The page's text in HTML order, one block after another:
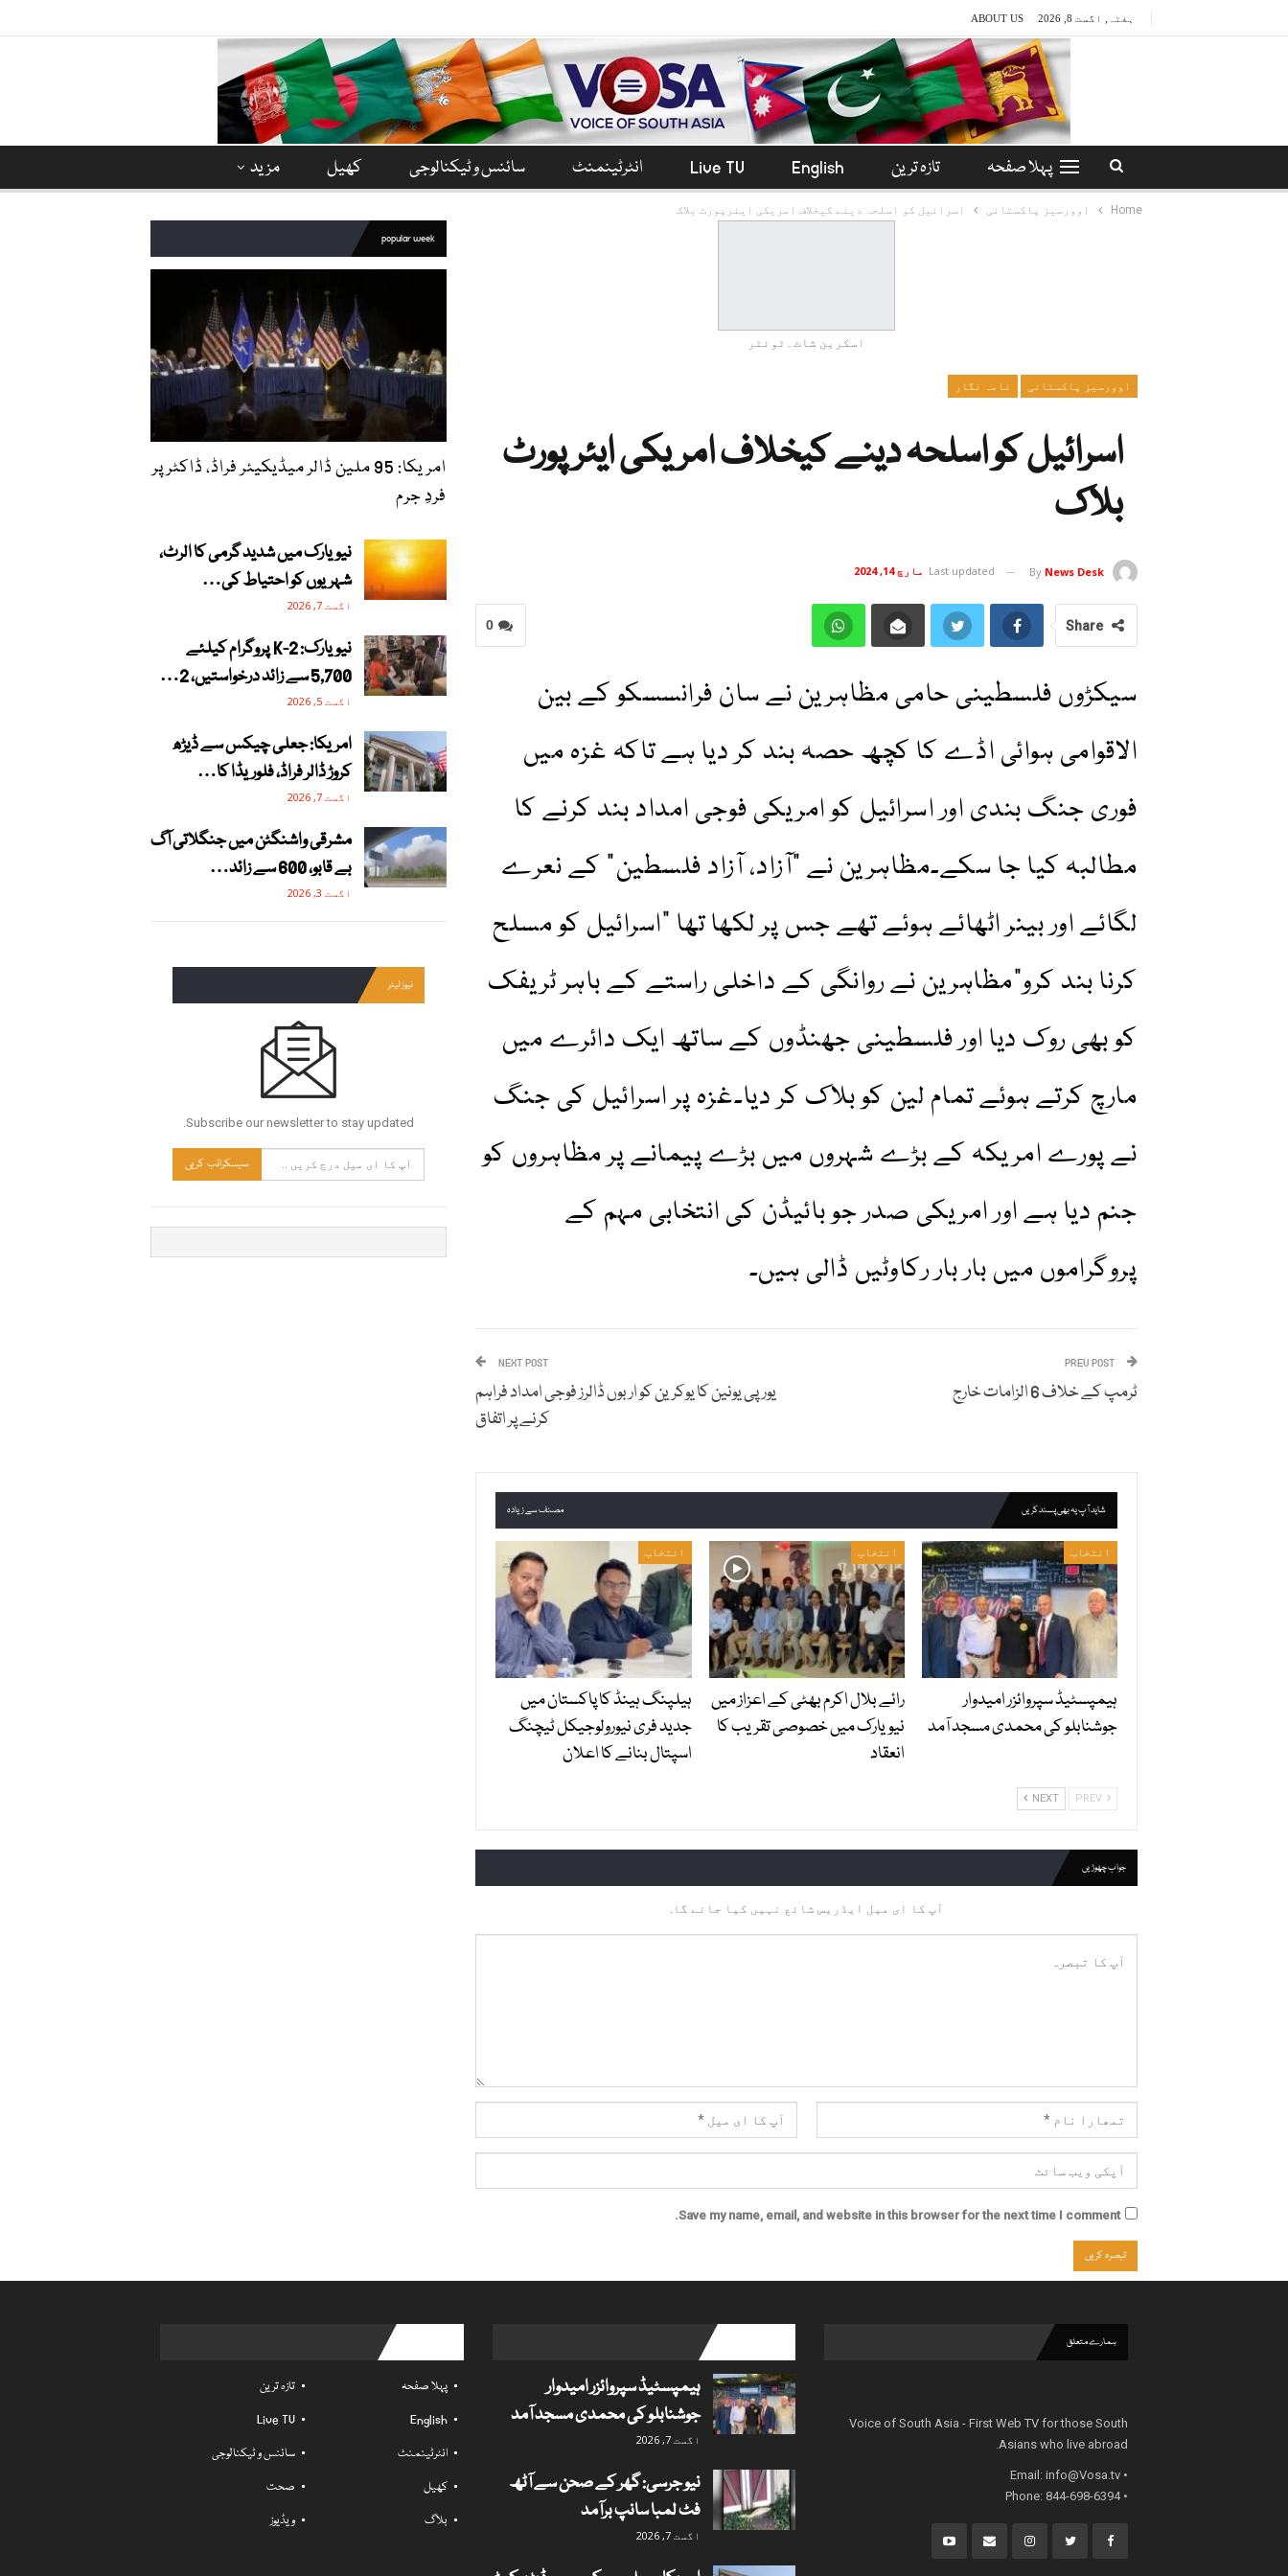
ہفتہ, اگست 8, 2026 ABOUT US
پہلا صفحہ تازہ ترین English
Live TV انٹرٹینمنٹ سائنس و ٹیکنالوجی کھیل مزید
Home اوورسیز پاکستانی اسرائیل کو اسلحہ دینے کیخلاف امریکی ایئرپورٹ بلاک
اسکرین شاٹ۔ٹوئٹر
اوورسیز پاکستانی نامہ نگار
اسرائیل کو اسلحہ دینے کیخلاف امریکی ایئرپورٹ
بلاک
By News Desk
Last updated مارچ 14, 2024
0 Share
سیکڑوں فلسطینی حامی مظاہرین نے سان فرانسسکو کے بین
الاقوامی ہوائی اڈے کا کچھ حصہ بند کر دیا ہے تاکہ غزہ میں
فوری جنگ بندی اور اسرائیل کو امریکی فوجی امداد بند کرنے کا
مطالبہ کیا جا سکے۔مظاہرین نے "آزاد، آزاد فلسطین” کے نعرے
لگائے اور بینر اٹھائے ہوئے تھے جس پر لکھا تھا "اسرائیل کو مسلح
کرنا بند کرو”مظاہرین نے روانگی کے داخلی راستے کے باہر ٹریفک
کو بھی روک دیا اور فلسطینی جھنڈوں کے ساتھ ایک دائرے میں
مارچ کرتے ہوئے تمام لین کو بلاک کر دیا۔غزہ پر اسرائیل کی جنگ
نے پورے امریکہ کے بڑے شہروں میں بڑے پیمانے پر مظاہروں کو
جنم دیا ہے اور امریکی صدر جو بائیڈن کی انتخابی مہم کے
پروگراموں میں بار بار رکاوٹیں ڈالی ہیں۔
ٹرمپ کے خلاف 6 الزامات خارج
NEXT POST
یورپی یونین کا یوکرین کو اربوں ڈالرز فوجی امداد فراہم
کرنے پر اتفاق
شاید آپ یہ بھی پسند کریں مصنف سے زیادہ
انتخاب
ہیمپسٹیڈ سپروائزر امیدوار
جوشنابلو کی محمدی مسجد آمد
انتخاب
رائے بلال اکرم بھٹی کے اعزاز میں
نیویارک میں خصوصی تقریب کا
انعقاد
انتخاب
ہیلپنگ ہینڈ کا پاکستان میں
جدید فری نیورولوجیکل ٹیچنگ
اسپتال بنانے کا اعلان
NEXT
جواب چھوڑیں
آپ کا ای میل ایڈریس شائع نہیں کیا جائے گا.
Save my name, email, and website in this browser for the next time I comment.
popular week
امریکا: 95 ملین ڈالر میڈیکیئر فراڈ، ڈاکٹر پر
فردِ جرم
نیویارک میں شدید گرمی کا الرٹ،
شہریوں کو احتیاط کی…
اگست 7, 2026
نیویارک: 2-K پروگرام کیلئے
5,700 سے زائد درخواستیں، 2…
اگست 5, 2026
امریکا: جعلی چیکس سے ڈیڑھ
کروڑ ڈالر فراڈ، فلوریڈا کا…
اگست 7, 2026
مشرقی واشنگٹن میں جنگلاتی آگ
بے قابو، 600 سے زائد…
اگست 3, 2026
نیوز لیٹر
Subscribe our newsletter to stay updated.
سبسکرائب کریں
ہمارے متعلق
Voice of South Asia - First Web TV for those South
Asians who live abroad.
• Email:
info@Vosa.tv
• Phone: 844-698-6394
ہیمپسٹیڈ سپروائزر امیدوار
جوشنابلو کی محمدی مسجد آمد
اگست 7, 2026
نیو جرسی: گھر کے صحن سے آٹھ
فٹ لمبا سانپ برآمد
اگست 7, 2026
پہلا صفحہ
تازہ ترین
English
Live TV
انٹرٹینمنٹ
سائنس و ٹیکنالوجی
کھیل
صحت
بلاگ
ویڈیوز